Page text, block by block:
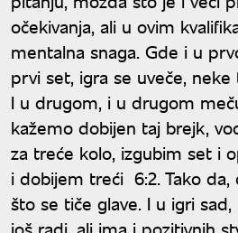
očekivanja, ali u ovim
mentalna snaga. Gde i u
prvi set, igra se uveče,
I u drugom, i u drugom
kažemo dobijen taj brejk,
za treće kolo, izgubim set i
i dobijem treći 6:2. Tako da,
što se tiče glave. I u igri